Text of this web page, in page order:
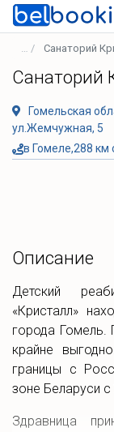
Санаторий
Санаторий
Гомельская
ул.Жемчужная, 5
в Гомеле,288 км
Описание
Детский
«Кристалл»
города Гомель.
крайне
границы с
зоне Беларуси с
Здравница